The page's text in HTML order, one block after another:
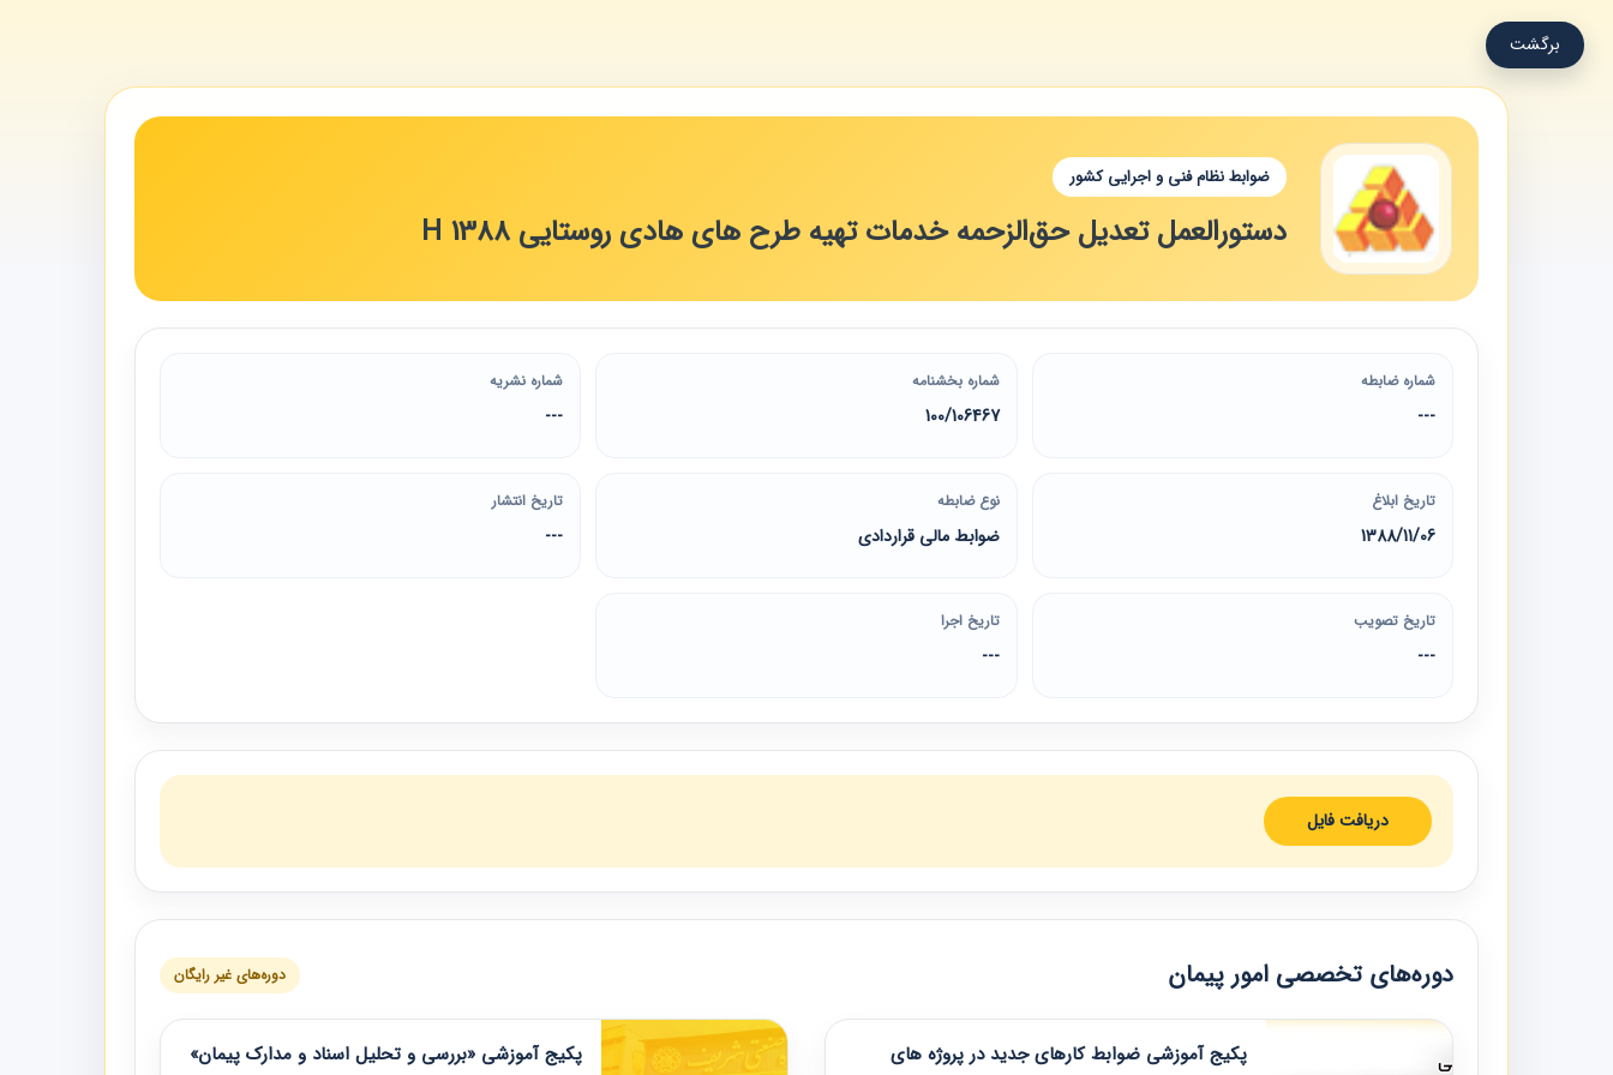
برگشت
ضوابط نظام فنی و اجرایی کشور
دستورالعمل تعدیل حق‌الزحمه خدمات تهیه طرح‌ ‌های هادی روستایی H 1388
شماره ضابطه
---
شماره بخشنامه
100/106467
شماره نشریه
---
تاریخ ابلاغ
1388/11/06
نوع ضابطه
ضوابط مالی قراردادی
تاریخ انتشار
---
تاریخ تصویب
---
تاریخ اجرا
---
دریافت فایل
دوره‌های تخصصی امور پیمان دوره‌های غیر رایگان
پکیج آموزشی ضوابط کارهای جدید در پروژه های
پکیج آموزشی «بررسی و تحلیل اسناد و مدارک پیمان»